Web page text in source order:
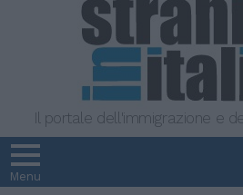
Il portale dell'immigrazione e
Menu